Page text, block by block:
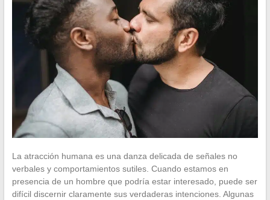
La atracción humana es una danza delicada de señales no
verbales y comportamientos sutiles. Cuando estamos en
presencia de un hombre que podría estar interesado, puede ser
difícil discernir claramente sus verdaderas intenciones. Algunas